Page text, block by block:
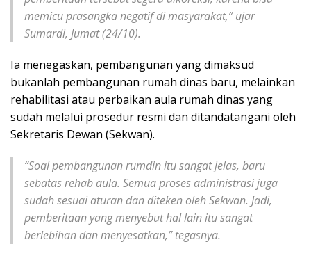
memicu prasangka negatif di masyarakat,” ujar
Sumardi, Jumat (24/10).
Ia menegaskan, pembangunan yang dimaksud
bukanlah pembangunan rumah dinas baru, melainkan
rehabilitasi atau perbaikan aula rumah dinas yang
sudah melalui prosedur resmi dan ditandatangani oleh
Sekretaris Dewan (Sekwan).
“Soal pembangunan rumdin itu sangat jelas, baru
sebatas rehab aula. Semua proses administrasi juga
sudah sesuai aturan dan diteken oleh Sekwan. Jadi,
pemberitaan yang menyebut hal lain itu sangat
berlebihan dan menyesatkan,” tegasnya.